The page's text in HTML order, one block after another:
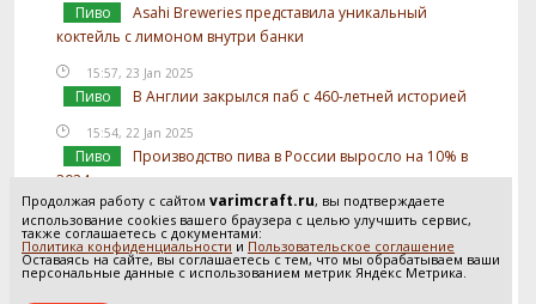
Продолжая работу с сайтом varimcraft.ru, вы подтверждаете
использование cookies вашего браузера с целью улучшить сервис,
также соглашаетесь с документами:
Политика конфиденциальности и Пользовательское соглашение
Оставаясь на сайте, вы соглашаетесь с тем, что мы обрабатываем ваши
персональные данные с использованием метрик Яндекс Метрика.
Пиво
Asahi Breweries представила уникальный
коктейль с лимоном внутри банки
15:57, 23 Jan 2025
Пиво В Англии закрылся паб с 460-летней историей
15:54, 22 Jan 2025
Пиво
Производство пива в России выросло на 10% в
2024 году
15:52, 21 Jan 2025
Пиво
В России предложили отслеживать
использование солода в производстве пива